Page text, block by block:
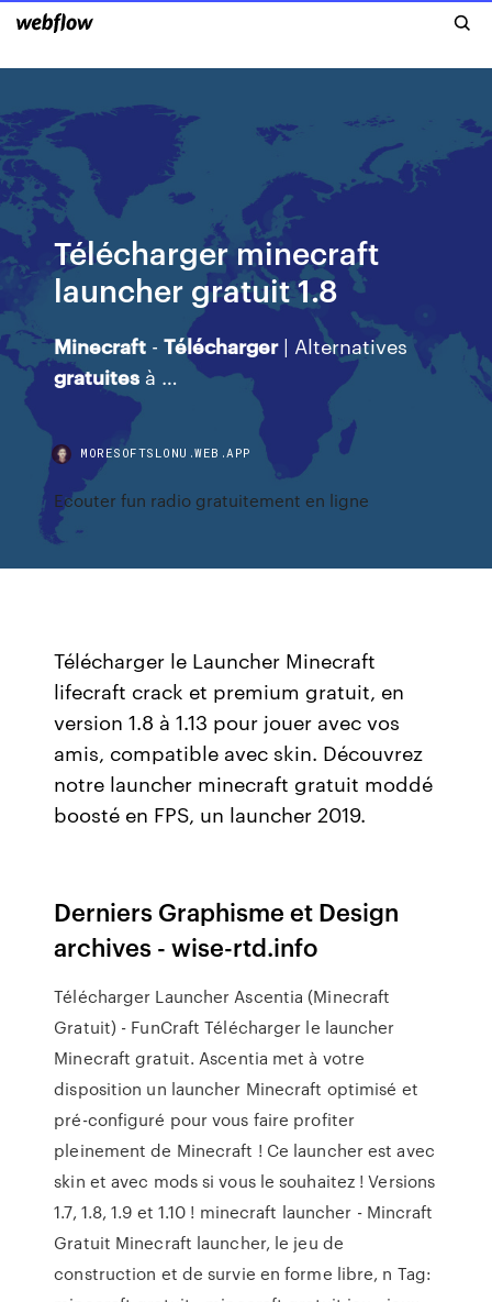
Télécharger minecraft
launcher gratuit 1.8
Minecraft -Télécharger| Alternatives
gratuites à …
MORESOFTSLONU.WEB.APP
Ecouter fun radio gratuitement en ligne
Télécharger le Launcher Minecraft
lifecraft crack et premium gratuit, en
version 1.8 à 1.13 pour jouer avec vos
amis, compatible avec skin. Découvrez
notre launcher minecraft gratuit moddé
boosté en FPS, un launcher 2019.
Derniers Graphisme et Design
archives - wise-rtd.info
Télécharger Launcher Ascentia (Minecraft
Gratuit) - FunCraft Télécharger le launcher
Minecraft gratuit. Ascentia met à votre
disposition un launcher Minecraft optimisé et
pré-configuré pour vous faire profiter
pleinement de Minecraft ! Ce launcher est avec
skin et avec mods si vous le souhaitez ! Versions
1.7, 1.8, 1.9 et 1.10 ! minecraft launcher - Mincraft
Gratuit Minecraft launcher, le jeu de
construction et de survie en forme libre, n Tag: